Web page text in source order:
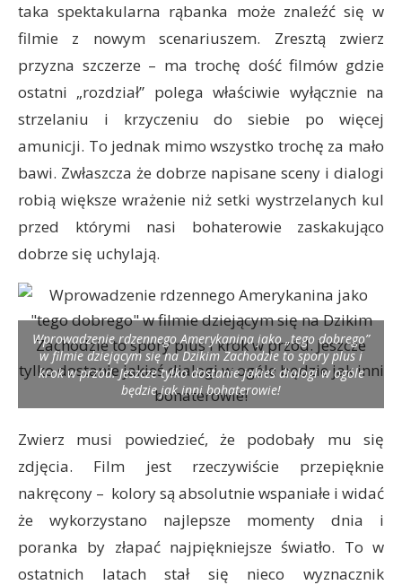
taka spektakularna rąbanka może znaleźć się w
filmie z nowym scenariuszem. Zresztą zwierz
przyzna szczerze – ma trochę dość filmów gdzie
ostatni „rozdział” polega właściwie wyłącznie na
strzelaniu i krzyczeniu do siebie po więcej
amunicji. To jednak mimo wszystko trochę za mało
bawi. Zwłaszcza że dobrze napisane sceny i dialogi
robią większe wrażenie niż setki wystrzelanych kul
przed którymi nasi bohaterowie zaskakująco
dobrze się uchylają.
Wprowadzenie rdzennego Amerykanina jako „tego dobrego”
w filmie dziejącym się na Dzikim Zachodzie to spory plus i
krok w przód. Jeszcze tylko dostanie jakieś dialogi w ogóle
będzie jak inni bohaterowie!
Zwierz musi powiedzieć, że podobały mu się
zdjęcia. Film jest rzeczywiście przepięknie
nakręcony – kolory są absolutnie wspaniałe i widać
że wykorzystano najlepsze momenty dnia i
poranka by złapać najpiękniejsze światło. To w
ostatnich latach stał się nieco wyznacznik